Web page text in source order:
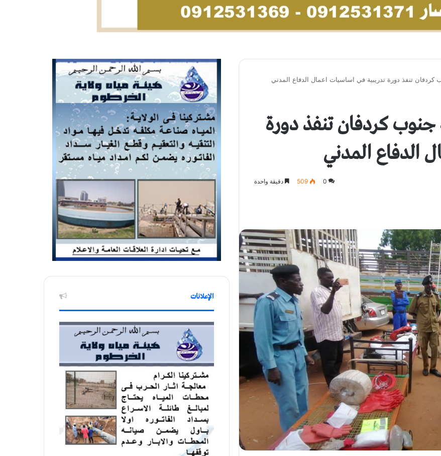
كردفان تنفذ دورة تدريبية في اساسيات اعمال الدفاع المدني
جنوب كردفان تنفذ دورة
الدفاع المدني
0
509 دقيقة واحدة
الإعلانات